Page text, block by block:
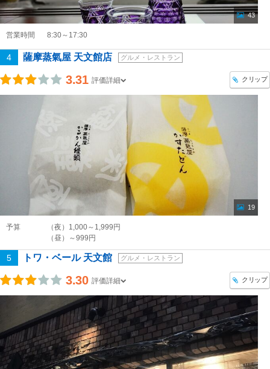
43
営業時間 8:30～17:30
4 薩摩蒸氣屋 天文館店 グルメ・レストラン
3.31 評価詳細 クリップ
19
予算
（夜）1,000～1,999円
（昼）～999円
5 トワ・ベール 天文館 グルメ・レストラン
3.30 評価詳細 クリップ